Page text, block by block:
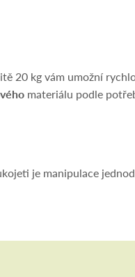
20 kg vám umožní
materiálu podle
je manipulace